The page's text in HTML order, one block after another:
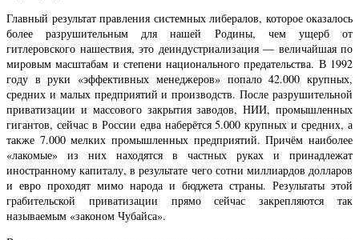
Главный результат правления системных либералов, которое оказалось
более разрушительным для нашей Родины, чем ущерб от
гитлеровского нашествия, это деиндустриализация — величайшая по
мировым масштабам и степени национального предательства. В 1992
году в руки «эффективных менеджеров» попало 42.000 крупных,
средних и малых предприятий и производств. После разрушительной
приватизации и массового закрытия заводов, НИИ, промышленных
гигантов, сейчас в России едва наберётся 5.000 крупных и средних, а
также 7.000 мелких промышленных предприятий. Причём наиболее
«лакомые» из них находятся в частных руках и принадлежат
иностранному капиталу, в результате чего сотни миллиардов долларов
и евро проходят мимо народа и бюджета страны. Результаты этой
грабительской приватизации прямо сейчас закрепляются так
называемым «законом Чубайса».